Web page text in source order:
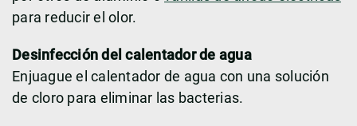
para reducir el olor.
Desinfección del calentador de agua
Enjuague el calentador de agua con una solución
de cloro para eliminar las bacterias.